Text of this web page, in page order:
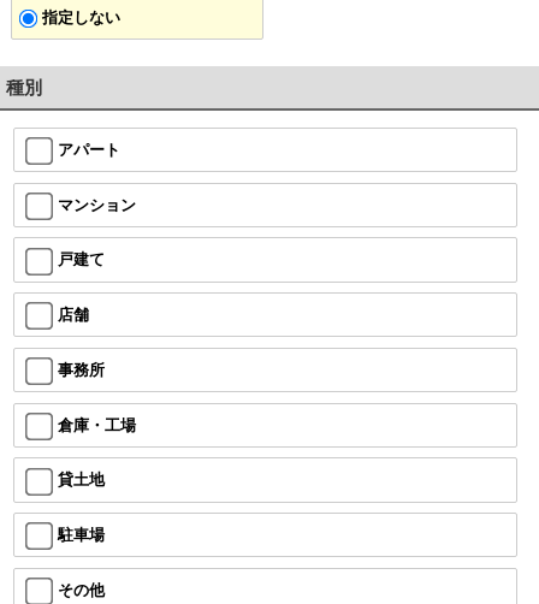
指定しない
種別
アパート
マンション
戸建て
店舗
事務所
倉庫・工場
貸土地
駐車場
その他